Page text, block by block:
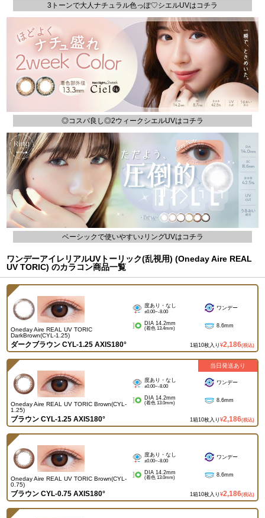
3トーンで大人ナチュラル色っぽ♡シエルUVはコチラ
◎コスパ良し◎2ウィークシエルUVはコチラ
ベーシックで使いやすい♪リングUVはコチラ
ワンデーアイレリアルUVトーリック(乱視用) (Oneday Aire REAL
UV TORIC) のカラコン商品一覧
Oneday Aire REAL UV TORIC
DarkBrown(CYL-1.25)
ダークブラウン CYL-1.25 AXIS180°
度あり・なし
±0.00~-8.00
ワンデー
DIA 14.2mm
(着色 13.4mm) 8.6mm
1箱10枚入り ¥2,186(税込)
Oneday Aire REAL UV TORIC Brown(CYL-
1.25)
ブラウン CYL-1.25 AXIS180°
度あり・なし
±0.00~-8.00
ワンデー
DIA 14.2mm
(着色 13.0mm) 8.6mm
1箱10枚入り ¥2,186(税込)
当日発送あり
Oneday Aire REAL UV TORIC Brown(CYL-
0.75)
ブラウン CYL-0.75 AXIS180°
度あり・なし
±0.00~-8.00
ワンデー
DIA 14.2mm
(着色 13.0mm) 8.6mm
1箱10枚入り ¥2,186(税込)